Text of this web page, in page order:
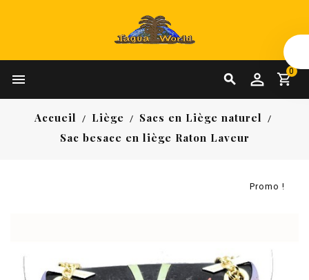

 0
Accueil Liège
Sacs en Liège naturel
Sac besace en liège Raton Laveur
Promo !